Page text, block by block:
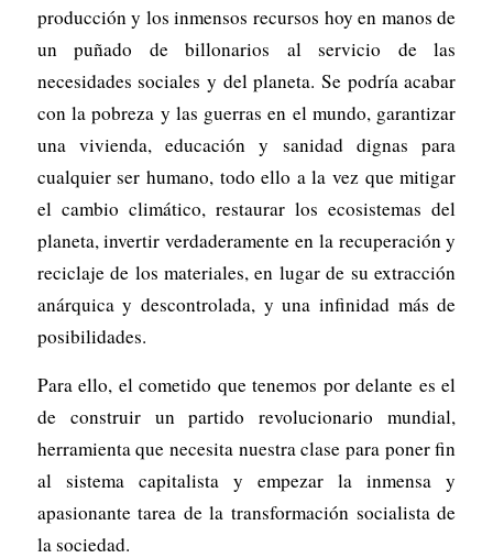
producción y los inmensos recursos hoy en manos de
un puñado de billonarios al servicio de las
necesidades sociales y del planeta. Se podría acabar
con la pobreza y las guerras en el mundo, garantizar
una vivienda, educación y sanidad dignas para
cualquier ser humano, todo ello a la vez que mitigar
el cambio climático, restaurar los ecosistemas del
planeta, invertir verdaderamente en la recuperación y
reciclaje de los materiales, en lugar de su extracción
anárquica y descontrolada, y una infinidad más de
posibilidades.
Para ello, el cometido que tenemos por delante es el
de construir un partido revolucionario mundial,
herramienta que necesita nuestra clase para poner fin
al sistema capitalista y empezar la inmensa y
apasionante tarea de la transformación socialista de
la sociedad.